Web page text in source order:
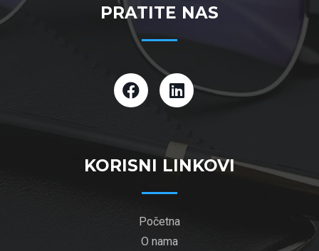
PRATITE NAS
KORISNI LINKOVI
Početna
O nama